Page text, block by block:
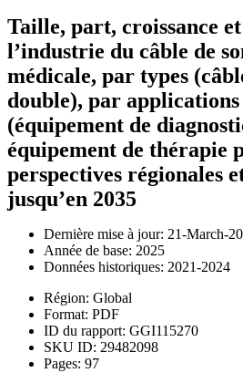
Taille, part, croissance
l’industrie du câble de
médicale, par types
double), par
(équipement de
équipement de thérapie
perspectives régionales
jusqu’en 2035
Dernière mise à jour: 21-March-
Année de base: 2025
Données historiques: 2021-2024
Région: Global
Format: PDF
ID du rapport: GGI115270
SKU ID: 29482098
Pages: 97